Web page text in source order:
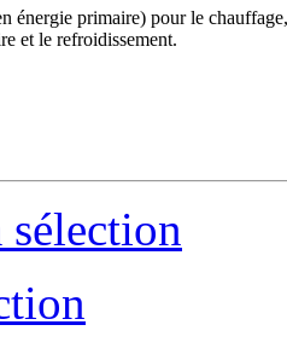
énergie primaire) pour le
et le refroidissement.